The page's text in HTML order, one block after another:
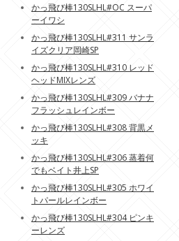
かっ飛び棒130SLHL#OC スーパ
ーイワシ
かっ飛び棒130SLHL#311 サンラ
イズクリア岡崎SP
かっ飛び棒130SLHL#310 レッド
ヘッドMIXレンズ
かっ飛び棒130SLHL#309 バナナ
フラッシュレインボー
かっ飛び棒130SLHL#308 背黒メ
ッキ
かっ飛び棒130SLHL#306 蒸着何
でもベイト井上SP
かっ飛び棒130SLHL#305 ホワイ
トパールレインボー
かっ飛び棒130SLHL#304 ピンキ
ーレンズ